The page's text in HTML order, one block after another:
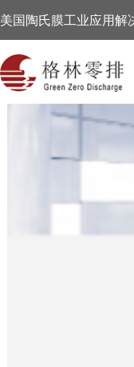
美国陶氏膜工业应用